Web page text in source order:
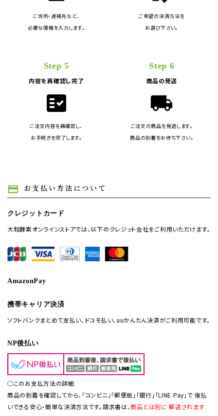
ご住所・連絡先など、
必要な情報を入力します。
ご希望の決済方法を
お選び下さい。
Step 5
内容を再確認し完了
fact_check
ご注文内容を再確認し、
お手続きを完了します。
Step 6
商品の発送
local_shipping
ご注文の商品を発送します。
商品の到着をお待ち下さい。
payment お支払い方法について
クレジットカード
大和酵素オンラインストアでは、以下のクレジット会社をご利用いただけます。
AmazonPay
携帯キャリア決済
ソフトバンクまとめて支払い、ドコモ払い、auかんたん決済がご利用可能です。
NP後払い
○このお支払方法の詳細
商品の到着を確認してから、「コンビニ」「郵便局」「銀行」「LINE Pay」で 後払
いできる安心・簡単な決済方法です。請求書は、商品とは別に 郵送されます